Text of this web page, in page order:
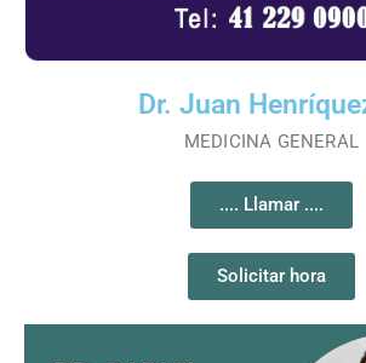
Dr. Juan
MEDICINA GENERAL
.... Llamar ....
Solicitar hora